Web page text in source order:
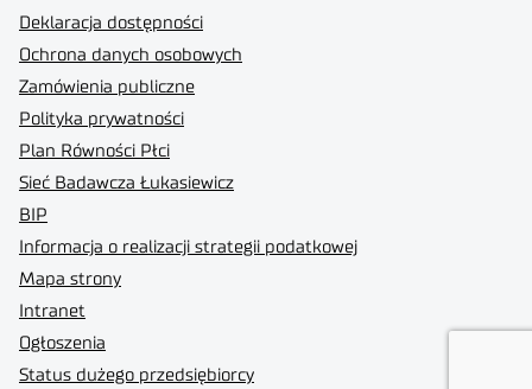
Deklaracja dostępności
Ochrona danych osobowych
Zamówienia publiczne
Polityka prywatności
Plan Równości Płci
Sieć Badawcza Łukasiewicz
BIP
Informacja o realizacji strategii podatkowej
Mapa strony
Intranet
Ogłoszenia
Status dużego przedsiębiorcy